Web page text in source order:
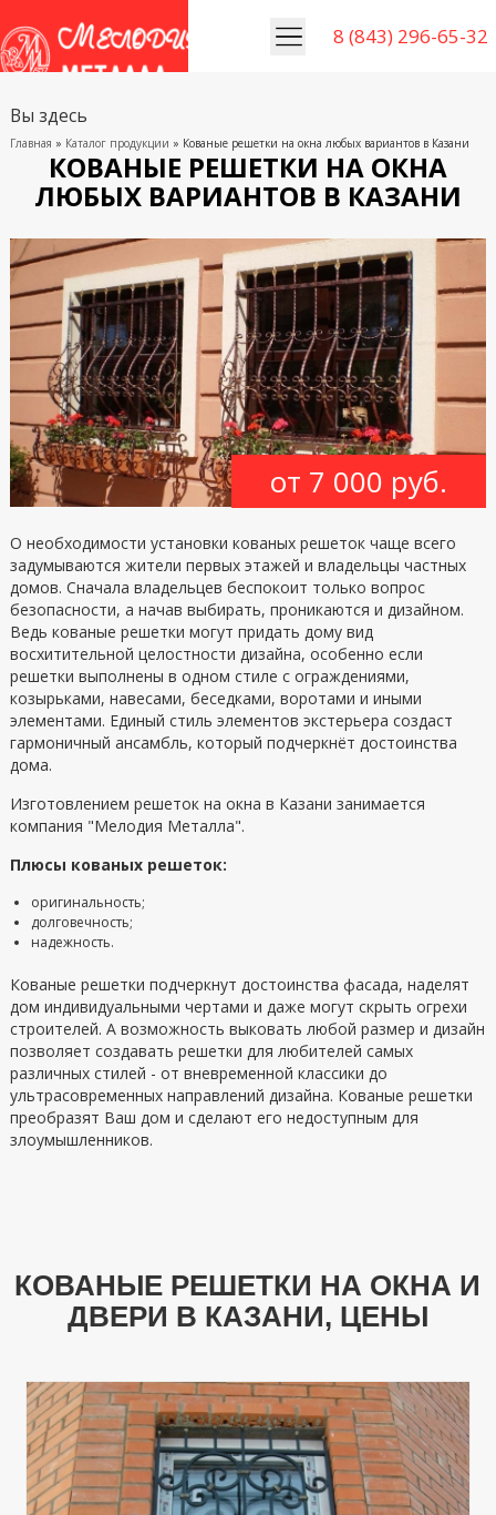
8 (843) 296-65-32
Вы здесь
Главная » Каталог продукции » Кованые решетки на окна любых вариантов в Казани
КОВАНЫЕ РЕШЕТКИ НА ОКНА
ЛЮБЫХ ВАРИАНТОВ В КАЗАНИ
от 7 000 руб.
О необходимости установки кованых решеток чаще всего
задумываются жители первых этажей и владельцы частных
домов. Сначала владельцев беспокоит только вопрос
безопасности, а начав выбирать, проникаются и дизайном.
Ведь кованые решетки могут придать дому вид
восхитительной целостности дизайна, особенно если
решетки выполнены в одном стиле с ограждениями,
козырьками, навесами, беседками, воротами и иными
элементами. Единый стиль элементов экстерьера создаст
гармоничный ансамбль, который подчеркнёт достоинства
дома.
Изготовлением решеток на окна в Казани занимается
компания "Мелодия Металла".
Плюсы кованых решеток:
оригинальность;
долговечность;
надежность.
Кованые решетки подчеркнут достоинства фасада, наделят
дом индивидуальными чертами и даже могут скрыть огрехи
строителей. А возможность выковать любой размер и дизайн
позволяет создавать решетки для любителей самых
различных стилей - от вневременной классики до
ультрасовременных направлений дизайна. Кованые решетки
преобразят Ваш дом и сделают его недоступным для
злоумышленников.
КОВАНЫЕ РЕШЕТКИ НА ОКНА И
ДВЕРИ В КАЗАНИ, ЦЕНЫ